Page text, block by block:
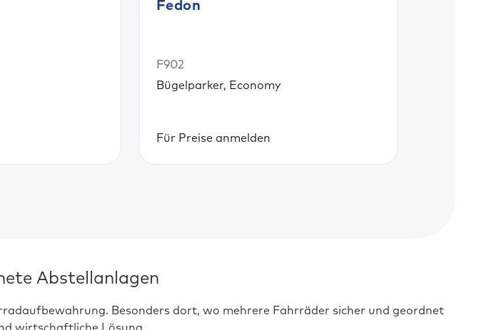
Fedon
F902
Bügelparker, Economy
Für Preise anmelden
Abstellanlagen
Besonders dort, wo mehrere Fahrräder sicher und geordnet
wirtschaftliche Lösung.